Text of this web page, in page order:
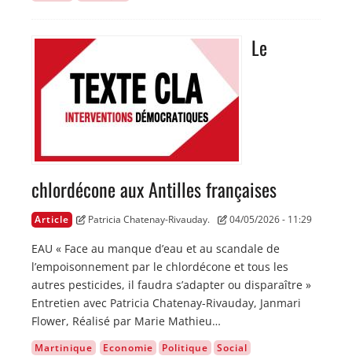
Le
chlordécone aux Antilles françaises
Article Patricia Chatenay-Rivauday. 04/05/2026 - 11:29
EAU « Face au manque d’eau et au scandale de
l’empoisonnement par le chlordécone et tous les
autres pesticides, il faudra s’adapter ou disparaître »
Entretien avec Patricia Chatenay-Rivauday, Janmari
Flower, Réalisé par Marie Mathieu…
Martinique Economie Politique
Social